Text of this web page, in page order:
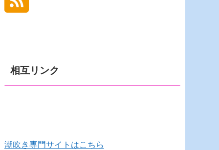
相互リンク
潮吹き専門サイトはこちら